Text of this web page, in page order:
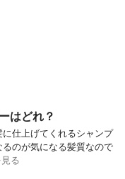
はどれ？
仕上げてくれるシャンプ
のが気になる髪質なので
る